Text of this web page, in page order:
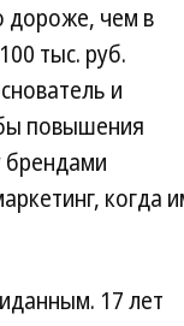
дороже, чем в
тыс. руб.
и
повышения
брендами
когда
17 лет